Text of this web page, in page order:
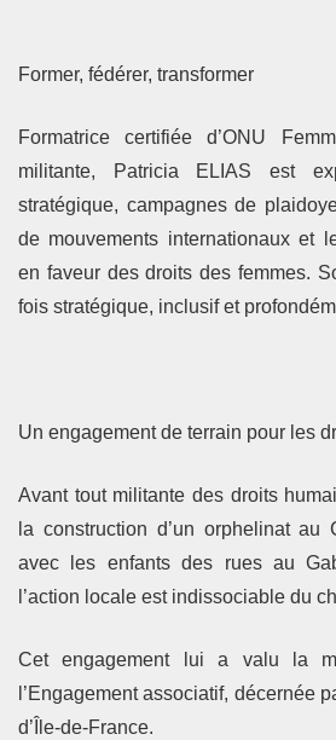
Former, fédérer, transformer
Formatrice certifiée d’ONU
militante, Patricia ELIAS est
stratégique, campagnes de
de mouvements internationaux et
en faveur des droits des femmes.
fois stratégique, inclusif et
Un engagement de terrain pour les
Avant tout militante des droits
la construction d’un orphelinat au
avec les enfants des rues au
l’action locale est indissociable du
Cet engagement lui a valu la
l’Engagement associatif, décernée
d’Île-de-France.